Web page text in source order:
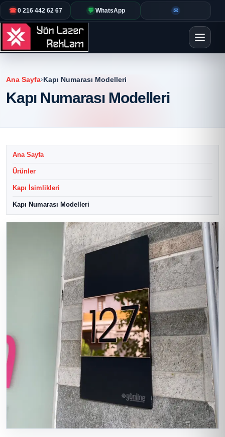
☎0 216 442 62 67 💬 WhatsApp ✉
Ana Sayfa›Kapı Numarası Modelleri
Kapı Numarası Modelleri
Ana Sayfa
Ürünler
Kapı İsimlikleri
Kapı Numarası Modelleri